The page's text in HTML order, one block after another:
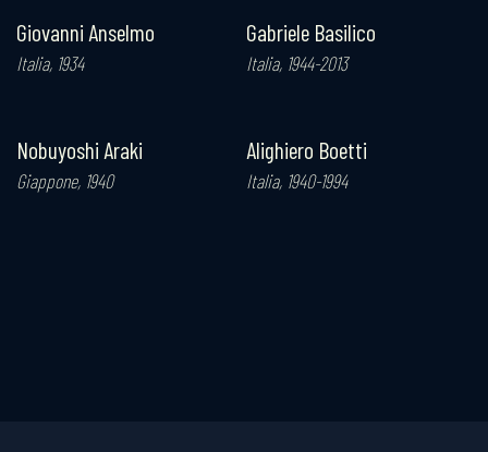
Giovanni Anselmo
Italia, 1934
Nobuyoshi Araki
Giappone, 1940
Gabriele Basilico
Italia, 1944-2013
Alighiero Boetti
Italia, 1940-1994